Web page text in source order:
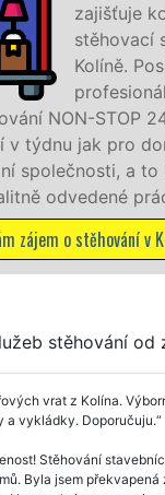
tak
stěhování od
vrat z Kolína.
Stěhování